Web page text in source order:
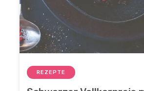
REZEPTE